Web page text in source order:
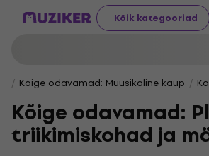
Kõik kategooriad
Kõige odavamad: Muusikaline kaup
Kõige odavamad:
triikimiskohad ja